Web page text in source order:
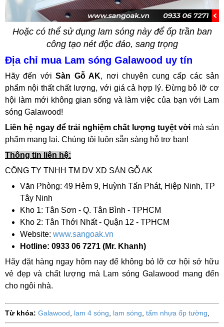
Hoặc có thể sử dụng lam sóng này để ốp trần ban
công tạo nét độc đáo, sang trọng
Địa chỉ mua Lam sóng Galawood uy tín
Hãy đến vớiSàn Gỗ AK, nơi chuyên cung cấp các sản
phẩm nội thất chất lượng, với giá cả hợp lý. Đừng bỏ lỡ cơ
hội làm mới không gian sống và làm việc của bạn với Lam
sóng Galawood!
Liên hệ ngay để trải nghiệm chất lượng tuyệt vời mà sản
phẩm mang lại. Chúng tôi luôn sẵn sàng hỗ trợ bạn!
Thông tin liên hệ:
CÔNG TY TNHH TM DV XD SÀN GỖ AK
Văn Phòng: 49 Hẻm 9, Huỳnh Tấn Phát, Hiệp Ninh, TP
Tây Ninh
Kho 1: Tân Sơn - Q. Tân Bình - TPHCM
Kho 2: Tân Thới Nhất - Quận 12 - TPHCM
Website: www.sangoak.vn
Hotline: 0933 06 7271 (Mr. Khanh)
Hãy đặt hàng ngay hôm nay để không bỏ lỡ cơ hội sở hữu
vẻ đẹp và chất lượng mà Lam sóng Galawood mang đến
cho ngôi nhà.
Từ khóa: Galawood lam 4 sóng lam sóng tấm nhựa ốp tường